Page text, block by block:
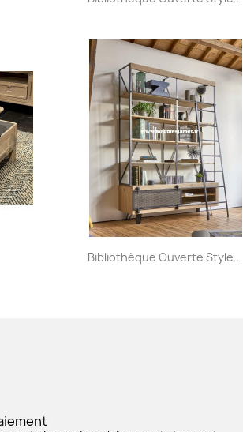
Aperçu rapide
Bibliothèque Ouverte Style...